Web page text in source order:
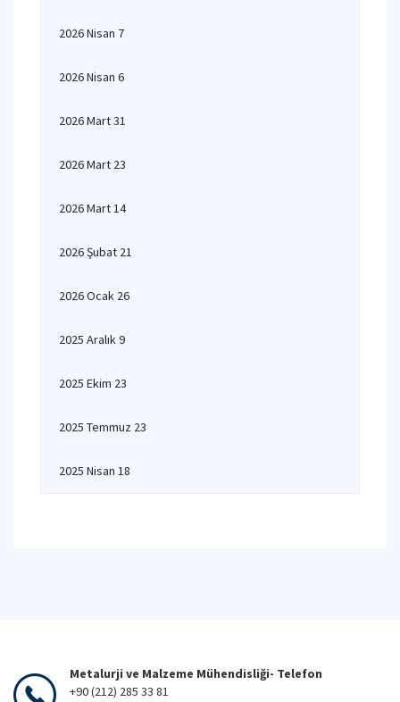
2026 Nisan 7
2026 Nisan 6
2026 Mart 31
2026 Mart 23
2026 Mart 14
2026 Şubat 21
2026 Ocak 26
2025 Aralık 9
2025 Ekim 23
2025 Temmuz 23
2025 Nisan 18
Metalurji ve Malzeme Mühendisliği- Telefon
+90 (212) 285 33 81